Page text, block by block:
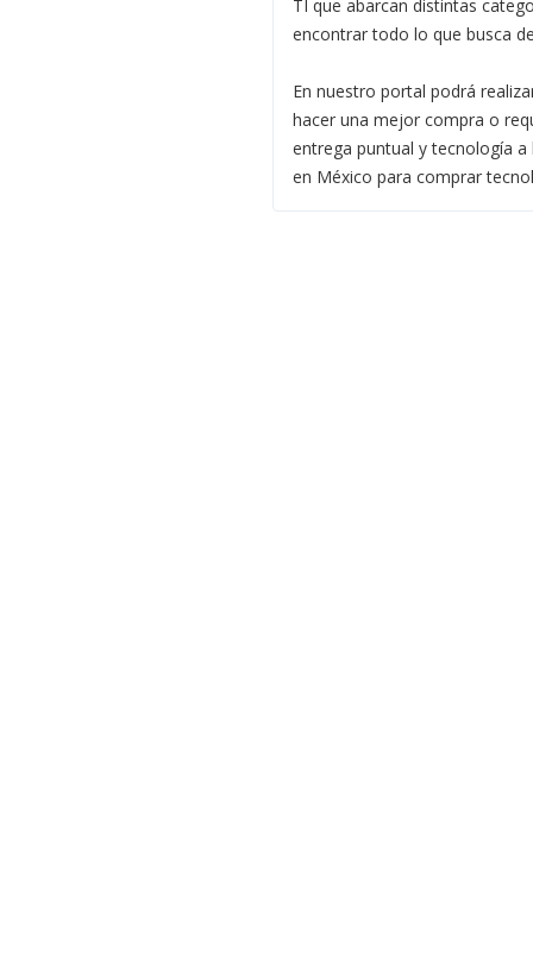
TI que abarcan distintas
encontrar todo lo que busca
En nuestro portal podrá
hacer una mejor compra o
entrega puntual y tecnología
en México para comprar